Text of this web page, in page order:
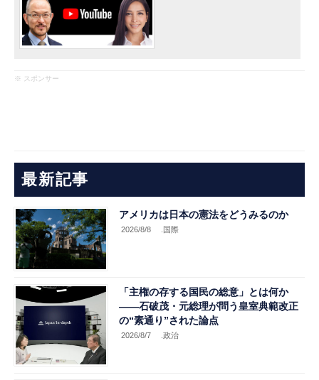
※ スポンサー
最新記事
アメリカは日本の憲法をどうみるのか
2026/8/8 .国際
「主権の存する国民の総意」とは何か
――石破茂・元総理が問う皇室典範改正
の“素通り”された論点
2026/8/7 .政治